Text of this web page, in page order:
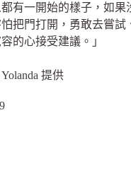
都有一開始的樣子，如果
把門打開，勇敢去嘗試
的心接受建議。」
提供